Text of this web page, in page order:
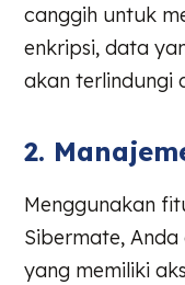
canggih untuk
enkripsi, data
akan terlindungi
2.
Menggunakan
Sibermate,
yang memiliki